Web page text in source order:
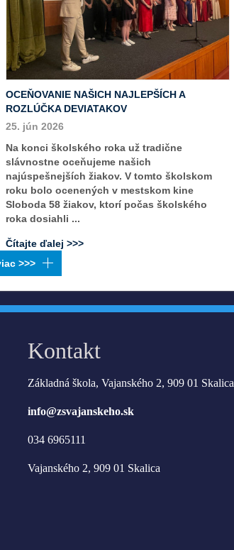
OCEŇOVANIE NAŠICH NAJLEPŠÍCH A
ROZLÚČKA DEVIATAKOV
25. jún 2026
Na konci školského roka už tradične
slávnostne oceňujeme našich
najúspešnejších žiakov. V tomto školskom
roku bolo ocenených v mestskom kine
Sloboda 58 žiakov, ktorí počas školského
roka dosiahli ...
Čítajte ďalej >>>
Kontakt
Základná škola, Vajanského 2, 909 01 Skalica
info@zsvajanskeho.sk
034 6965111
Vajanského 2, 909 01 Skalica